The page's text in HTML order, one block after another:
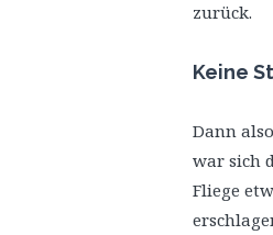
zurück.
Keine
Dann
war sich
Fliege